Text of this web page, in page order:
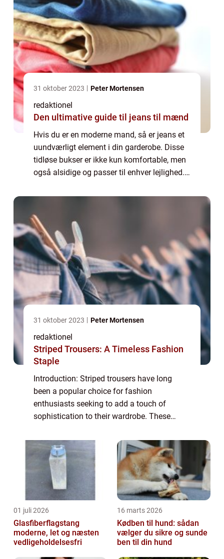
31 oktober 2023 Peter Mortensen
redaktionel
Den ultimative guide til jeans til mænd
Hvis du er en moderne mand, så er jeans et
uundværligt element i din garderobe. Disse
tidløse bukser er ikke kun komfortable, men
også alsidige og passer til enhver lejlighed. I
“jeans herre” o...
31 oktober 2023 Peter Mortensen
redaktionel
Striped Trousers: A Timeless Fashion
Staple
Introduction: Striped trousers have long
been a popular choice for fashion
enthusiasts seeking to add a touch of
sophistication to their wardrobe. These
lines and patterns, have a unique appeal
that transcen...
01 juli 2026
Glasfiberflagstang
moderne, let og næsten
vedligeholdelsesfri
16 marts 2026
Kødben til hund: sådan
vælger du sikre og sunde
ben til din hund